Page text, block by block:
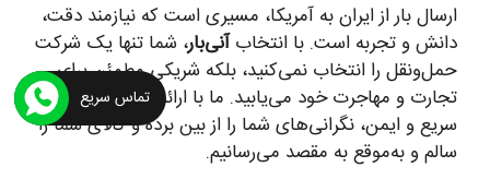
ارسال بار از ایران به آمریکا، مسیری است که نیازمند دقت،
دانش و تجربه است. با انتخابآنی‌بار، شما تنها یک شرکت
حمل‌ونقل را انتخاب نمی‌کنید، بلکه شریکی مطمئن برای
تجارت و مهاجرت خود می‌یابید. ما با ارائه خدمات شفاف،
سریع و ایمن، نگرانی‌های شما را از بین برده و کالای شما را
سالم و به‌موقع به مقصد می‌رسانیم.
تماس سریع